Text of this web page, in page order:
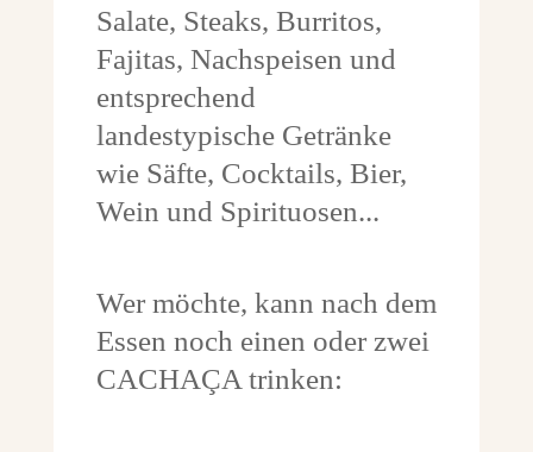
Salate, Steaks, Burritos,
Fajitas, Nachspeisen und
entsprechend
landestypische Getränke
wie Säfte, Cocktails, Bier,
Wein und Spirituosen...
Wer möchte, kann nach dem
Essen noch einen oder zwei
CACHAÇA trinken: